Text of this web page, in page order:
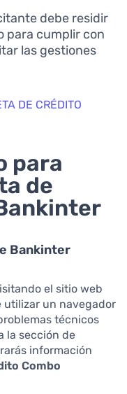
debe residir
para cumplir con
las gestiones
DE CRÉDITO
para
de
Bankinter
el sitio web
utilizar un navegador
técnicos
la sección de
información
Combo